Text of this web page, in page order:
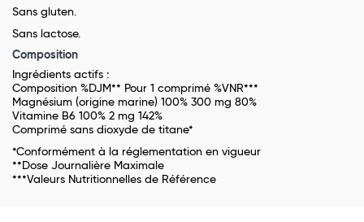
Sans gluten.
Sans lactose.
Composition
Ingrédients actifs :
Composition %DJM** Pour 1 comprimé %VNR***
Magnésium (origine marine) 100% 300 mg 80%
Vitamine B6 100% 2 mg 142%
Comprimé sans dioxyde de titane*
*Conformément à la réglementation en vigueur
**Dose Journalière Maximale
***Valeurs Nutritionnelles de Référence